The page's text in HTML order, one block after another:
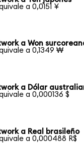
a 0,0151 ¥
a Won
a 0,1349 ₩
a Dólar
a 0,000136 $
a Real brasileño
a 0,000488 R$